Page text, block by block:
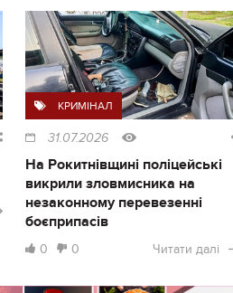
КРИМІНАЛ
31.07.2026
На Рокитнівщині поліцейські
викрили зловмисника на
незаконному перевезенні
боєприпасів
0 0 Читати далі